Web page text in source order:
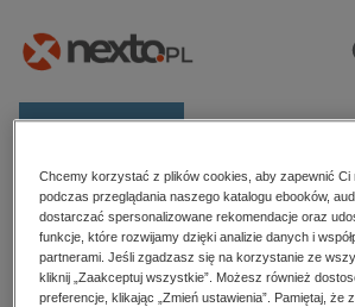
E-prasa
Kategorie
Zobacz wszystkie E-prasa
budownictwo, aranżacja wnętrz
Strona główna Katarzyna Bomba
Katarzyna Bomba
Chcemy korzystać z plików cookies, aby zapewnić Ci
podczas przeglądania naszego katalogu ebooków,
dostarczać spersonalizowane rekomendacje oraz
funkcje, które rozwijamy dzięki analizie danych i
partnerami. Jeśli zgadzasz się na korzystanie ze
kliknij „Zaakceptuj wszystkie”. Możesz również
preferencje, klikając „Zmień ustawienia”. Pamiętaj, że